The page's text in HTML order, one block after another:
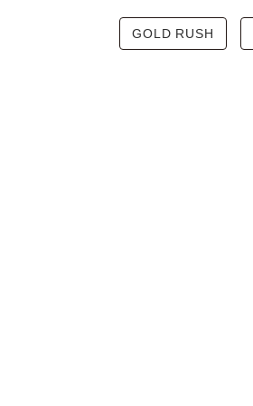
GOLD RUSH